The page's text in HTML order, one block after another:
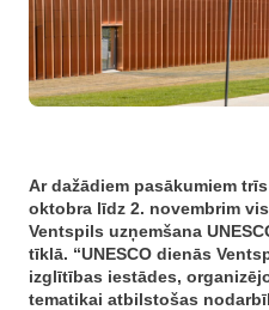
Ar dažādiem pasākumiem
oktobra līdz 2. novembrim
Ventspils uzņemšana
tīklā. “UNESCO dienās
izglītības iestādes,
tematikai atbilstošas